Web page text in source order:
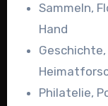
Sammeln,
Hand
Philatelie,